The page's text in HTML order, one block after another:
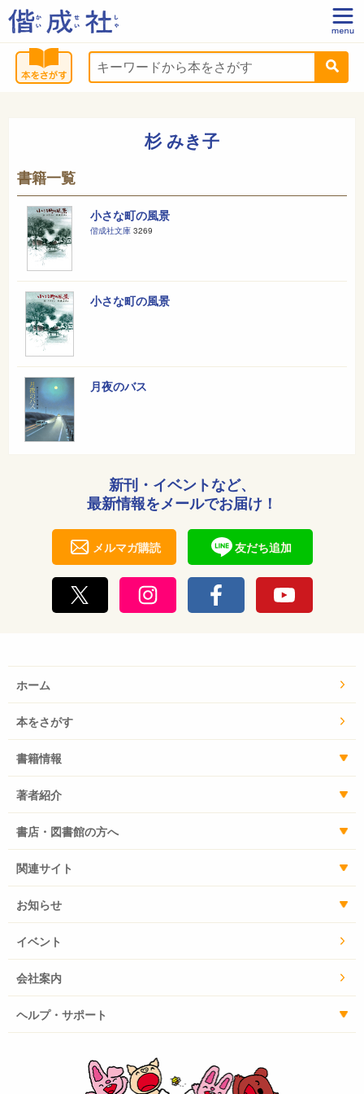
杉 みき子
書籍一覧
小さな町の風景
偕成社文庫 3269
小さな町の風景
月夜のバス
新刊・イベントなど、
最新情報をメールでお届け！
メルマガ購読 友だち追加
ホーム
本をさがす
書籍情報
著者紹介
書店・図書館の方へ
関連サイト
お知らせ
イベント
会社案内
ヘルプ・サポート